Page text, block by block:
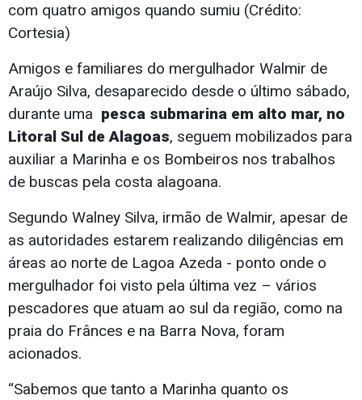
com quatro amigos quando sumiu (Crédito:
Cortesia)
Amigos e familiares do mergulhador Walmir de
Araújo Silva, desaparecido desde o último sábado,
durante uma pesca submarina em alto mar, no
Litoral Sul de Alagoas, seguem mobilizados para
auxiliar a Marinha e os Bombeiros nos trabalhos
de buscas pela costa alagoana.
Segundo Walney Silva, irmão de Walmir, apesar de
as autoridades estarem realizando diligências em
áreas ao norte de Lagoa Azeda - ponto onde o
mergulhador foi visto pela última vez – vários
pescadores que atuam ao sul da região, como na
praia do Frânces e na Barra Nova, foram
acionados.
“Sabemos que tanto a Marinha quanto os